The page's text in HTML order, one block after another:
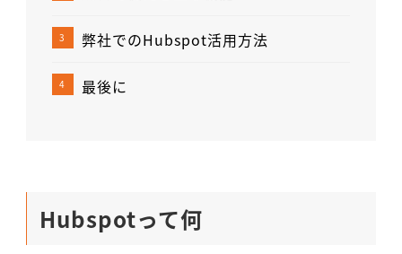
弊社でのHubspot活用方法
最後に
Hubspotって何